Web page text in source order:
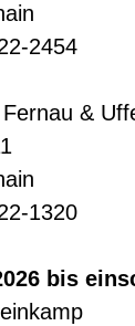
2454
&
1320
bis